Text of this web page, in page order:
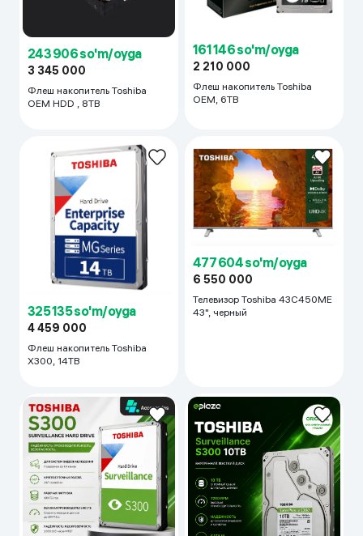
243 906 so'm/oyga
3 345 000
Флеш накопитель Toshiba
OEM HDD , 8TB
161 146 so'm/oyga
2 210 000
Флеш накопитель Toshiba
OEM, 6TB
325 135 so'm/oyga
4 459 000
Флеш накопитель Toshiba
X300, 14TB
477 604 so'm/oyga
6 550 000
Телевизор Toshiba 43C450ME
43", черный